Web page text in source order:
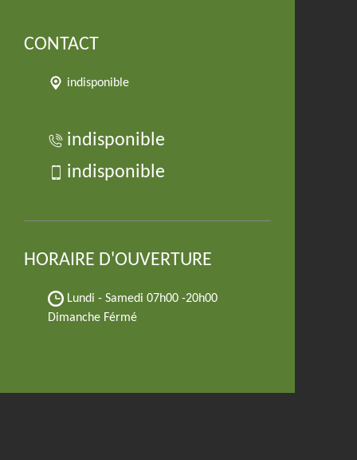
CONTACT
indisponible
indisponible
indisponible
HORAIRE D'OUVERTURE
Lundi - Samedi 07h00 -20h00
Dimanche Férmé